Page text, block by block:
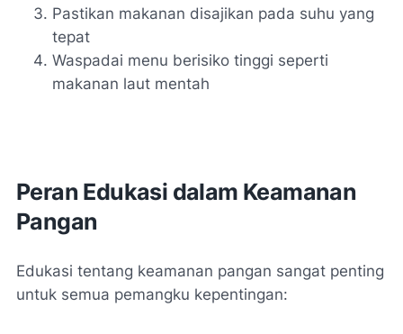
Pastikan makanan disajikan pada suhu yang
tepat
Waspadai menu berisiko tinggi seperti
makanan laut mentah
Peran Edukasi dalam Keamanan
Pangan
Edukasi tentang keamanan pangan sangat penting
untuk semua pemangku kepentingan: